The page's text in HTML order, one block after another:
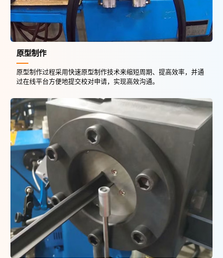
原型制作
原型制作过程采用快速原型制作技术来缩短周期、提高效率，并通
过在线平台方便地提交校对申请，实现高效沟通。